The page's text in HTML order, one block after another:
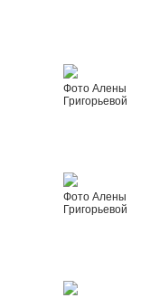
Фото Алены
Григорьевой
Фото Алены
Григорьевой